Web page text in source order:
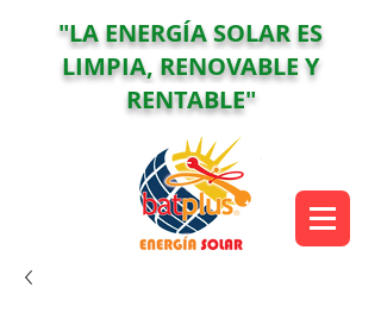
"LA ENERGÍA SOLAR ES
LIMPIA, RENOVABLE Y
RENTABLE"